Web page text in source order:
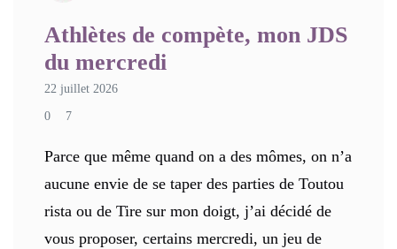
Athlètes de compète, mon JDS
du mercredi
22 juillet 2026
0 7
Parce que même quand on a des mômes, on n’a
aucune envie de se taper des parties de Toutou
rista ou de Tire sur mon doigt, j’ai décidé de
vous proposer, certains mercredi, un jeu de